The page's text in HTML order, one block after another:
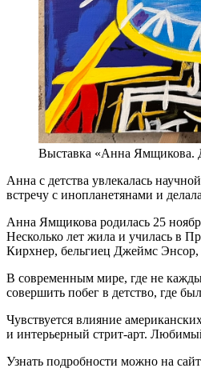
Выставка «Анна Ямщикова.
Анна с детства увлекалась
встречу с инопланетянами и
Анна Ямщикова родилась 25
Несколько лет жила и училась в
Кирхнер, бельгиец Джеймс
В современным мире, где не
совершить побег в детство, где
Чувствуется влияние
и интерьерный стрит-арт.
Узнать подробности можно на